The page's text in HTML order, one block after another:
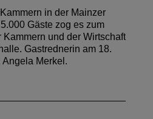
in der Mainzer
Gäste zog es zum
und der Wirtschaft
Gastrednerin am 18.
Angela Merkel.